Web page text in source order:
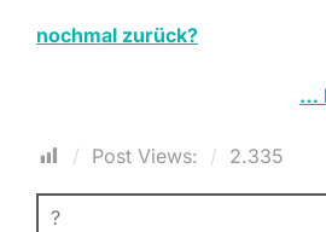
nochmal zurück?
…
Post Views: 2.335
SUCHEN